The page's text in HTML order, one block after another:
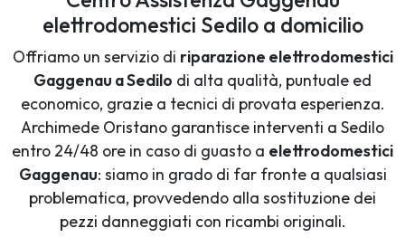
elettrodomestici Sedilo a domicilio
Offriamo un servizio di riparazione elettrodomestici
Gaggenau a Sedilo di alta qualità, puntuale ed
economico, grazie a tecnici di provata esperienza.
Archimede Oristano garantisce interventi a Sedilo
entro 24/48 ore in caso di guasto a elettrodomestici
Gaggenau: siamo in grado di far fronte a qualsiasi
problematica, provvedendo alla sostituzione dei
pezzi danneggiati con ricambi originali.